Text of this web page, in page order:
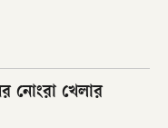
নোংরা খেলার